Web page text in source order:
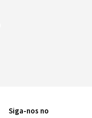
Siga-nos no